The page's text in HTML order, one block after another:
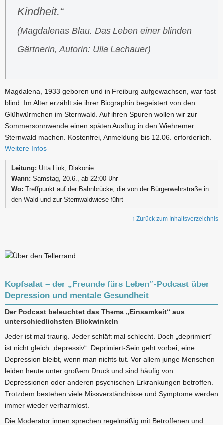
Kindheit.“
(Magdalenas Blau. Das Leben einer blinden
Gärtnerin, Autorin: Ulla Lachauer)
Magdalena, 1933 geboren und in Freiburg aufgewachsen, war fast
blind. Im Alter erzählt sie ihrer Biographin begeistert von den
Glühwürmchen im Sternwald. Auf ihren Spuren wollen wir zur
Sommersonnwende einen späten Ausflug in den Wiehremer
Sternwald machen. Kostenfrei, Anmeldung bis 12.06. erforderlich.
Weitere Infos
Leitung: Utta Link, Diakonie
Wann: Samstag, 20.6., ab 22:00 Uhr
Wo: Treffpunkt auf der Bahnbrücke, die von der Bürgerwehrstraße in
den Wald und zur Sternwaldwiese führt
↑ Zurück zum Inhaltsverzeichnis
Kopfsalat – der „Freunde fürs Leben“-Podcast über
Depression und mentale Gesundheit
Der Podcast beleuchtet das Thema „Einsamkeit“ aus
unterschiedlichsten Blickwinkeln
Jeder ist mal traurig. Jeder schläft mal schlecht. Doch „deprimiert“
ist nicht gleich „depressiv“. Deprimiert-Sein geht vorbei, eine
Depression bleibt, wenn man nichts tut. Vor allem junge Menschen
leiden heute unter großem Druck und sind häufig von
Depressionen oder anderen psychischen Erkrankungen betroffen.
Trotzdem bestehen viele Missverständnisse und Symptome werden
immer wieder verharmlost.
Die Moderator:innen sprechen regelmäßig mit Betroffenen und